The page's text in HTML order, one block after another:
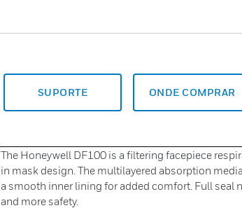
SUPORTE ONDE COMPRAR
The Honeywell DF100 is a filtering facepiece
in mask design. The multilayered absorption
a smooth inner lining for added comfort. Full seal
and more safety.